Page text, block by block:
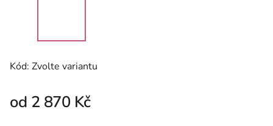
Kód: Zvolte variantu
od 2 870 Kč